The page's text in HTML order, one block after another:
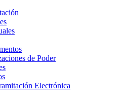
de Poder
Electrónica